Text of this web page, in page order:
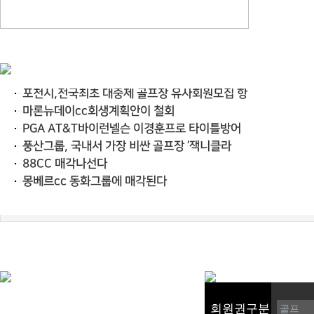
회원권구분